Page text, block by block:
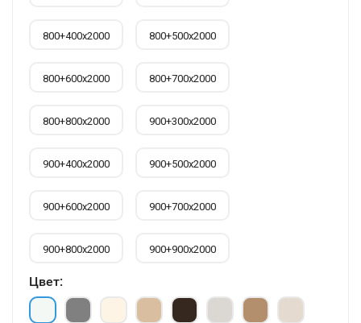
800+400х2000 800+500х2000
800+600х2000 800+700х2000
800+800х2000 900+300х2000
900+400х2000 900+500х2000
900+600х2000 900+700х2000
900+800х2000 900+900х2000
Цвет: